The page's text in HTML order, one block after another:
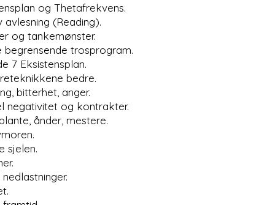
og Thetafrekvens.
(Reading).
og tankemønster.
begrensende trosprogram.
7 Eksistensplan.
bedre.
bitterhet, anger.
negativitet og kontrakter.
ånder, mestere.
sjelen.